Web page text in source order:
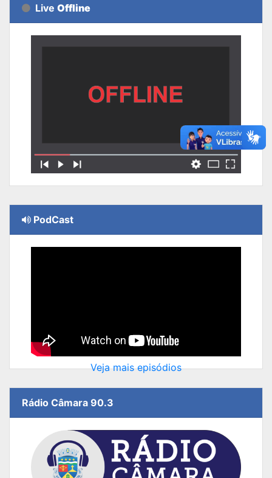
Live Offline
PodCast
Veja mais episódios
Rádio Câmara 90.3